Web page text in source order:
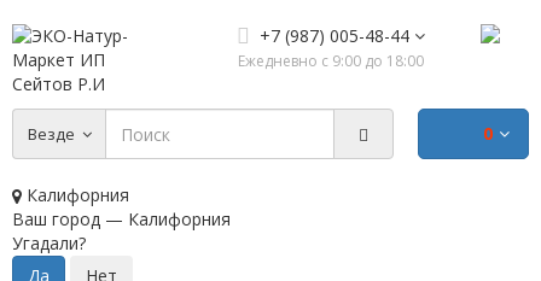
+7 (987) 005-48-44
Ежедневно с 9:00 до 18:00
Везде
Калифорния
Ваш город — Калифорния
Угадали?
0